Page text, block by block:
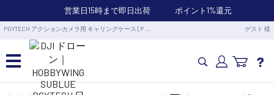
営業日15時まで即日出荷 ポイント1%還元
PGYTECH アクションカメラ用 キャリングケース [P … ゲスト 様